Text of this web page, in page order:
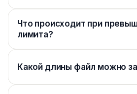
Что происходит при
лимита?
Какой длины файл можно